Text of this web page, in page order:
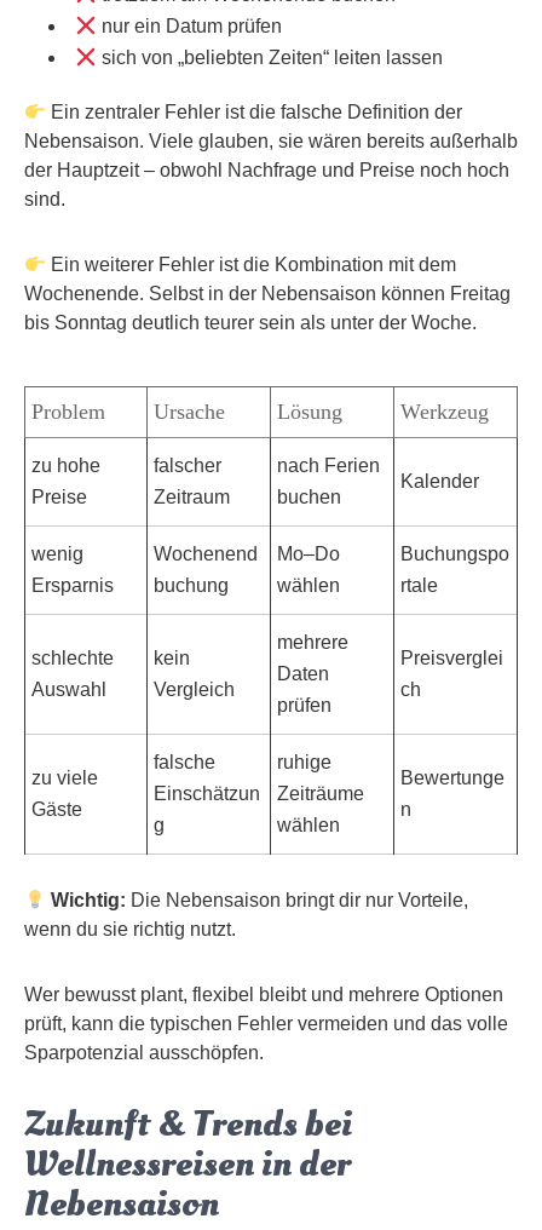
nur ein Datum prüfen
sich von „beliebten Zeiten“ leiten lassen
Ein zentraler Fehler ist die falsche Definition der
Nebensaison. Viele glauben, sie wären bereits außerhalb
der Hauptzeit – obwohl Nachfrage und Preise noch hoch
sind.
Ein weiterer Fehler ist die Kombination mit dem
Wochenende. Selbst in der Nebensaison können Freitag
bis Sonntag deutlich teurer sein als unter der Woche.
Problem Ursache Lösung Werkzeug
zu hohe
Preise
falscher
Zeitraum
nach Ferien
buchen
Kalender
wenig
Ersparnis
Wochenend
buchung
Mo–Do
wählen
Buchungspo
rtale
schlechte
Auswahl
kein
Vergleich
mehrere
Daten
prüfen
Preisverglei
ch
zu viele
Gäste
falsche
Einschätzun
g
ruhige
Zeiträume
wählen
Bewertunge
n
Wichtig: Die Nebensaison bringt dir nur Vorteile,
wenn du sie richtig nutzt.
Wer bewusst plant, flexibel bleibt und mehrere Optionen
prüft, kann die typischen Fehler vermeiden und das volle
Sparpotenzial ausschöpfen.
Zukunft & Trends bei
Wellnessreisen in der
Nebensaison